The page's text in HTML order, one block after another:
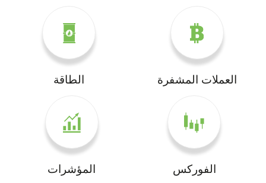
العملات المشفرة الطاقة
الفوركس المؤشرات